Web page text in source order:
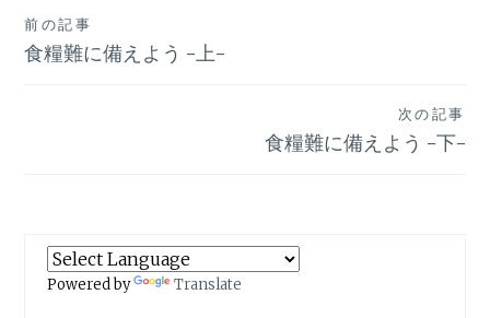
投
稿
シ
前の記事
食糧難に備えよう -上-
次の記事
食糧難に備えよう -下-
Powered by Translate